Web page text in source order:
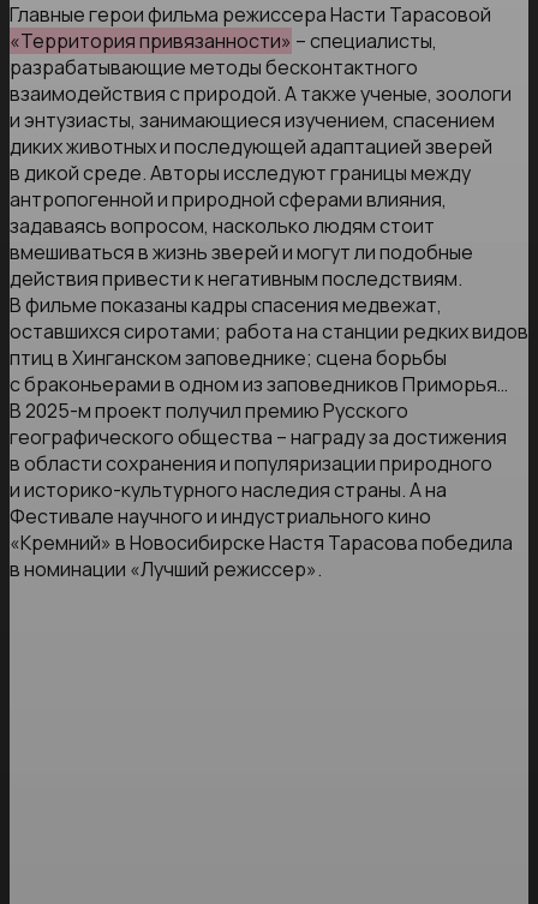
Главные герои фильма режиссера Насти Тарасовой
«Территория привязанности» – специалисты,
разрабатывающие методы бесконтактного
взаимодействия с природой. А также ученые, зоологи
и энтузиасты, занимающиеся изучением, спасением
диких животных и последующей адаптацией зверей
в дикой среде. Авторы исследуют границы между
антропогенной и природной сферами влияния,
задаваясь вопросом, насколько людям стоит
вмешиваться в жизнь зверей и могут ли подобные
действия привести к негативным последствиям.
В фильме показаны кадры спасения медвежат,
оставшихся сиротами; работа на станции редких видов
птиц в Хинганском заповеднике; сцена борьбы
с браконьерами в одном из заповедников Приморья…
В 2025-м проект получил премию Русского
географического общества – награду за достижения
в области сохранения и популяризации природного
и историко-культурного наследия страны. А на
Фестивале научного и индустриального кино
«Кремний» в Новосибирске Настя Тарасова победила
в номинации «Лучший режиссер».